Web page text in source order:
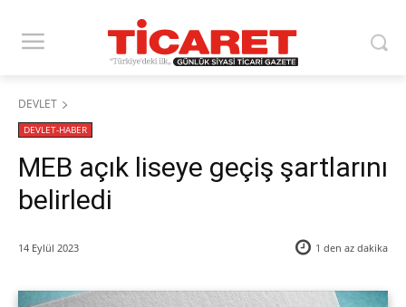
DEVLET
DEVLET-HABER
MEB açık liseye geçiş şartlarını
belirledi
14 Eylül 2023 1 den az dakika